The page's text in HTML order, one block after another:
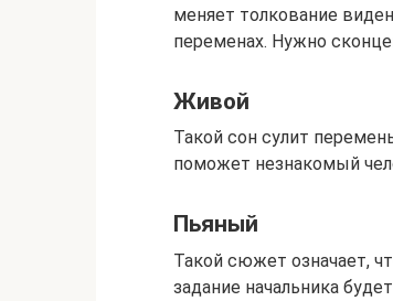
меняет толкование
переменах. Нужно
Живой
Такой сон сулит
поможет незнакомый
Пьяный
Такой сюжет означает,
задание начальника